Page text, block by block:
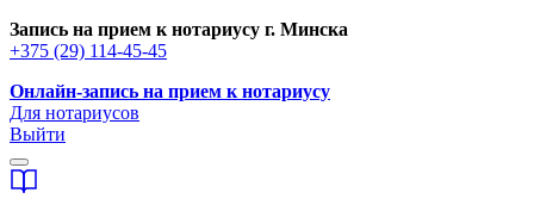
Запись на прием к нотариусу г. Минска
+375 (29) 114-45-45
Онлайн-запись на прием к нотариусу
Для нотариусов
Выйти